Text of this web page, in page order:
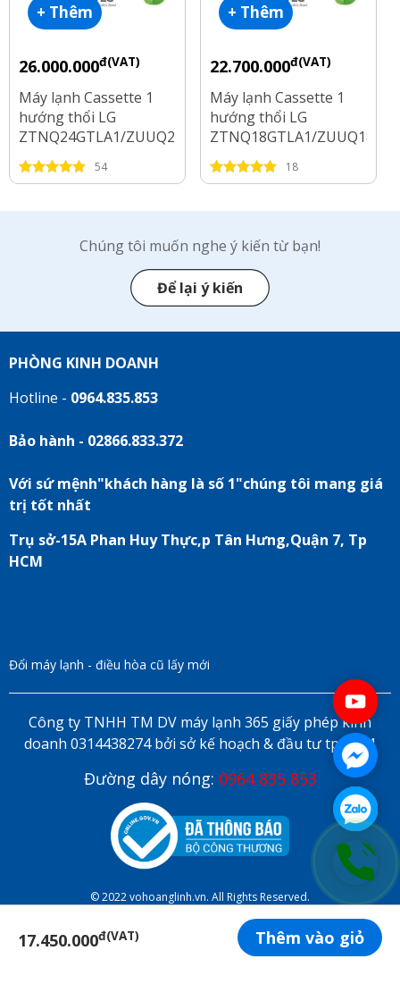
17.450.000đ(VAT) Thêm vào giỏ
+ Thêm
26.000.000đ(VAT)
Máy lạnh Cassette 1
hướng thổi LG
ZTNQ24GTLA1/ZUUQ24GV1
Inverter 2.5HP
54
+ Thêm
22.700.000đ(VAT)
Máy lạnh Cassette 1
hướng thổi LG
ZTNQ18GTLA1/ZUUQ18GV1
Inverter 2HP
18
Chúng tôi muốn nghe ý kiến từ bạn!
Để lại ý kiến
PHÒNG KINH DOANH
Hotline - 0964.835.853
Bảo hành - 02866.833.372
Với sứ mệnh"khách hàng là số 1"chúng tôi mang giá
trị tốt nhất
Trụ sở-15A Phan Huy Thực,p Tân Hưng,Quận 7, Tp
HCM
Đổi máy lạnh - điều hòa cũ lấy mới
Công ty TNHH TM DV máy lạnh 365 giấy phép kinh
doanh 0314438274 bởi sở kế hoạch & đầu tư tp HCM
Đường dây nóng: 0964 835 853
© 2022 vohoanglinh.vn. All Rights Reserved.
ĐẶT LỊCH HẸN ONLINE